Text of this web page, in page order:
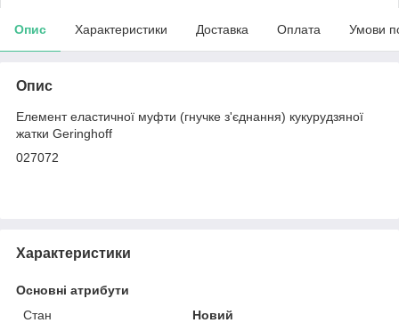
Опис Характеристики Доставка Оплата Умови
Опис
Елемент еластичної муфти (гнучке з'єднання) кукурудзяної
жатки Geringhoff
027072
Характеристики
Основні атрибути
Стан
Новий